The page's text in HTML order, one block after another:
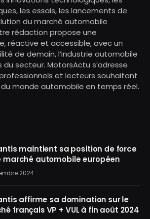
les essais, les lancements de
du marché automobile
rédaction propose une
réactive et accessible, avec un
de demain, l’industrie automobile
secteur. MotorsActu s’adresse
et lecteurs souhaitant
du monde automobile en temps réel.
maintient sa position de force
marché automobile européen
2024
affirme sa domination sur le
français VP + VUL à fin août 2024